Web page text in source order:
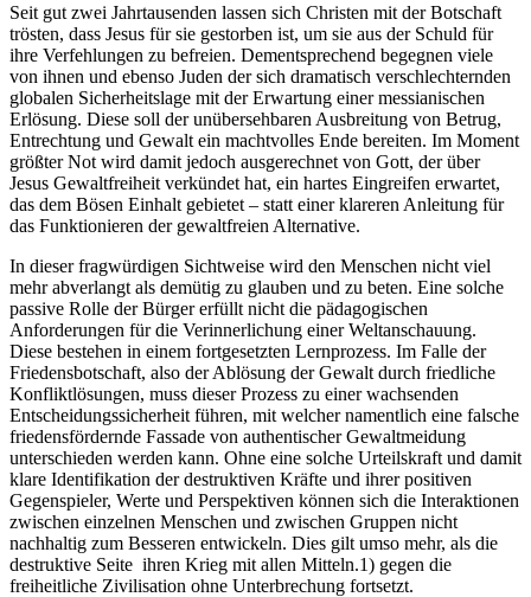
Seit gut zwei Jahrtausenden lassen sich Christen mit der Botschaft
trösten, dass Jesus für sie gestorben ist, um sie aus der Schuld für
ihre Verfehlungen zu befreien. Dementsprechend begegnen viele
von ihnen und ebenso Juden der sich dramatisch verschlechternden
globalen Sicherheitslage mit der Erwartung einer messianischen
Erlösung. Diese soll der unübersehbaren Ausbreitung von Betrug,
Entrechtung und Gewalt ein machtvolles Ende bereiten. Im Moment
größter Not wird damit jedoch ausgerechnet von Gott, der über
Jesus Gewaltfreiheit verkündet hat, ein hartes Eingreifen erwartet,
das dem Bösen Einhalt gebietet – statt einer klareren Anleitung für
das Funktionieren der gewaltfreien Alternative.
In dieser fragwürdigen Sichtweise wird den Menschen nicht viel
mehr abverlangt als demütig zu glauben und zu beten. Eine solche
passive Rolle der Bürger erfüllt nicht die pädagogischen
Anforderungen für die Verinnerlichung einer Weltanschauung.
Diese bestehen in einem fortgesetzten Lernprozess. Im Falle der
Friedensbotschaft, also der Ablösung der Gewalt durch friedliche
Konfliktlösungen, muss dieser Prozess zu einer wachsenden
Entscheidungssicherheit führen, mit welcher namentlich eine falsche
friedensfördernde Fassade von authentischer Gewaltmeidung
unterschieden werden kann. Ohne eine solche Urteilskraft und damit
klare Identifikation der destruktiven Kräfte und ihrer positiven
Gegenspieler, Werte und Perspektiven können sich die Interaktionen
zwischen einzelnen Menschen und zwischen Gruppen nicht
nachhaltig zum Besseren entwickeln. Dies gilt umso mehr, als die
destruktive Seite ihren Krieg mit allen Mitteln.1) gegen die
freiheitliche Zivilisation ohne Unterbrechung fortsetzt.